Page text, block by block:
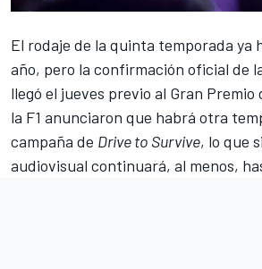
El rodaje de la quinta temporada ya
año, pero la confirmación oficial de
llegó el jueves previo al Gran Premio
la F1 anunciaron que habrá otra
campaña de Drive to Survive, lo que
audiovisual continuará, al menos,